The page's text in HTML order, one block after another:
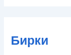
Бирки